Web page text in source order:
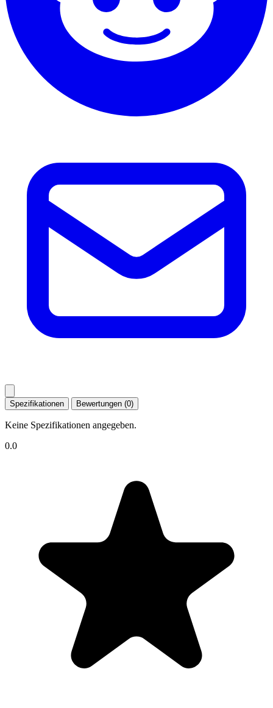
Spezifikationen Bewertungen (0)
Keine Spezifikationen angegeben.
0.0